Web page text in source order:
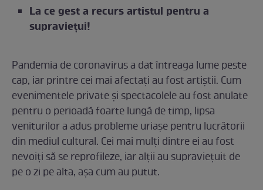
La ce gest a recurs artistul pentru a
supraviețui!
Pandemia de coronavirus a dat întreaga lume peste
cap, iar printre cei mai afectați au fost artiștii. Cum
evenimentele private și spectacolele au fost anulate
pentru o perioadă foarte lungă de timp, lipsa
veniturilor a adus probleme uriașe pentru lucrătorii
din mediul cultural. Cei mai mulți dintre ei au fost
nevoiți să se reprofileze, iar alții au supraviețuit de
pe o zi pe alta, așa cum au putut.